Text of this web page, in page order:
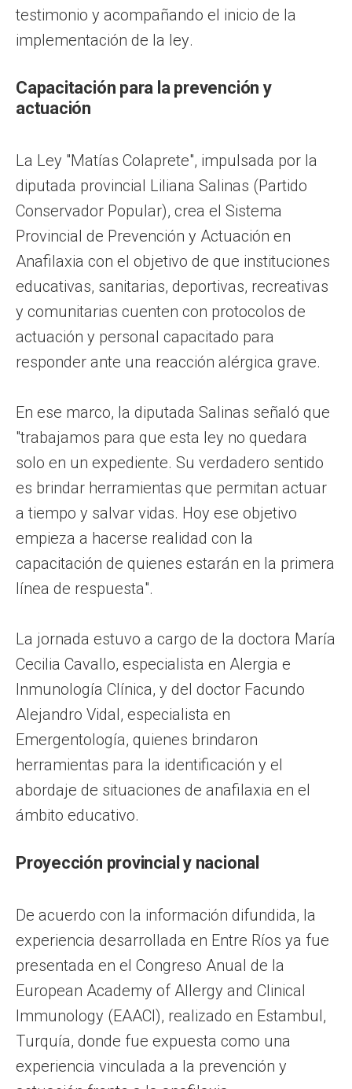
testimonio y acompañando el inicio de la
implementación de la ley.
Capacitación para la prevención y
actuación
La Ley "Matías Colaprete", impulsada por la
diputada provincial Liliana Salinas (Partido
Conservador Popular), crea el Sistema
Provincial de Prevención y Actuación en
Anafilaxia con el objetivo de que instituciones
educativas, sanitarias, deportivas, recreativas
y comunitarias cuenten con protocolos de
actuación y personal capacitado para
responder ante una reacción alérgica grave.
En ese marco, la diputada Salinas señaló que
"trabajamos para que esta ley no quedara
solo en un expediente. Su verdadero sentido
es brindar herramientas que permitan actuar
a tiempo y salvar vidas. Hoy ese objetivo
empieza a hacerse realidad con la
capacitación de quienes estarán en la primera
línea de respuesta".
La jornada estuvo a cargo de la doctora María
Cecilia Cavallo, especialista en Alergia e
Inmunología Clínica, y del doctor Facundo
Alejandro Vidal, especialista en
Emergentología, quienes brindaron
herramientas para la identificación y el
abordaje de situaciones de anafilaxia en el
ámbito educativo.
Proyección provincial y nacional
De acuerdo con la información difundida, la
experiencia desarrollada en Entre Ríos ya fue
presentada en el Congreso Anual de la
European Academy of Allergy and Clinical
Immunology (EAACI), realizado en Estambul,
Turquía, donde fue expuesta como una
experiencia vinculada a la prevención y